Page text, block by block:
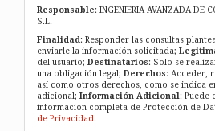
Responsable: INGENIERIA AVANZADA DE
S.L.
Finalidad: Responder las consultas
enviarle la información solicitada;
del usuario; Destinatarios: Solo se
una obligación legal; Derechos: Acceder,
así como otros derechos, como se indica
adicional; Información Adicional: Puede
información completa de Protección de
de Privacidad.